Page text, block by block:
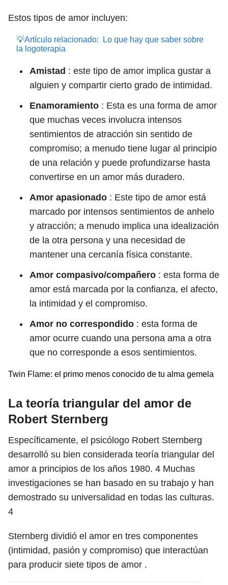
Estos tipos de amor incluyen:
💡Artículo relacionado:
Lo que hay que saber sobre
la logoterapia
Amistad : este tipo de amor implica gustar a
alguien y compartir cierto grado de intimidad.
Enamoramiento : Esta es una forma de amor
que muchas veces involucra intensos
sentimientos de atracción sin sentido de
compromiso; a menudo tiene lugar al principio
de una relación y puede profundizarse hasta
convertirse en un amor más duradero.
Amor apasionado : Este tipo de amor está
marcado por intensos sentimientos de anhelo
y atracción; a menudo implica una idealización
de la otra persona y una necesidad de
mantener una cercanía física constante.
Amor compasivo/compañero : esta forma de
amor está marcada por la confianza, el afecto,
la intimidad y el compromiso.
Amor no correspondido : esta forma de
amor ocurre cuando una persona ama a otra
que no corresponde a esos sentimientos.
Twin Flame: el primo menos conocido de tu alma gemela
La teoría triangular del amor de
Robert Sternberg
Específicamente, el psicólogo Robert Sternberg
desarrolló su bien considerada teoría triangular del
amor a principios de los años 1980. 4 Muchas
investigaciones se han basado en su trabajo y han
demostrado su universalidad en todas las culturas.
4
Sternberg dividió el amor en tres componentes
(intimidad, pasión y compromiso) que interactúan
para producir siete tipos de amor .